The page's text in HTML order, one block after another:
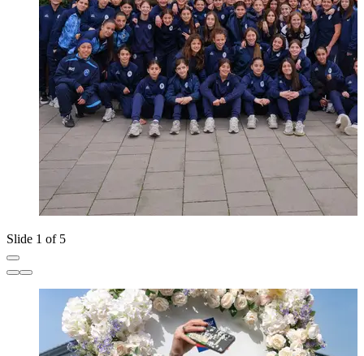
Slide 1 of 5